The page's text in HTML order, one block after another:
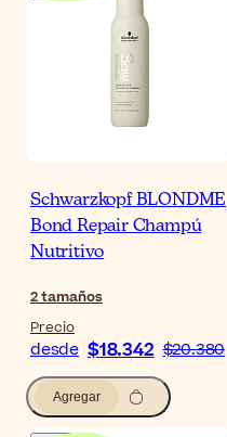
Schwarzkopf BLONDME
Bond Repair Champú
Nutritivo
2tamaños
Precio
desde $18.342 $20.380
Agregar